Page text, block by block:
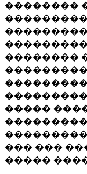
��������
��������
�����
��� ���
�����